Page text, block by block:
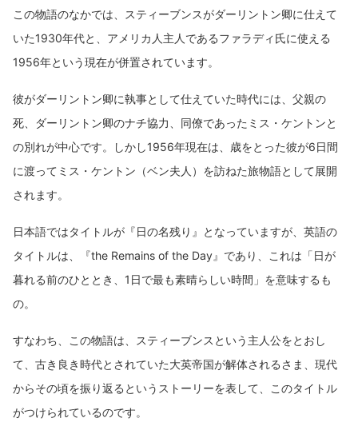
この物語のなかでは、スティーブンスがダーリントン卿に仕えて
いた1930年代と、アメリカ人主人であるファラディ氏に使える
1956年という現在が併置されています。
彼がダーリントン卿に執事として仕えていた時代には、父親の
死、ダーリントン卿のナチ協力、同僚であったミス・ケントンと
の別れが中心です。しかし1956年現在は、歳をとった彼が6日間
に渡ってミス・ケントン（ベン夫人）を訪ねた旅物語として展開
されます。
日本語ではタイトルが『日の名残り』となっていますが、英語の
タイトルは、『the Remains of the Day』であり、これは「日が
暮れる前のひととき、1日で最も素晴らしい時間」を意味するも
の。
すなわち、この物語は、スティーブンスという主人公をとおし
て、古き良き時代とされていた大英帝国が解体されるさま、現代
からその頃を振り返るというストーリーを表して、このタイトル
がつけられているのです。